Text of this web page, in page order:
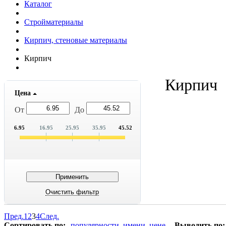
Каталог
Стройматериалы
Кирпич, стеновые материалы
Кирпич
Цена
От До
6.95 16.95 25.95 35.95 45.52
Кирпич
Пред.1 234След.